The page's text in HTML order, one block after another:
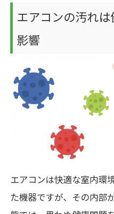
エアコンの汚れ
影響
エアコンは快適な室内環
た機器ですが、その内部